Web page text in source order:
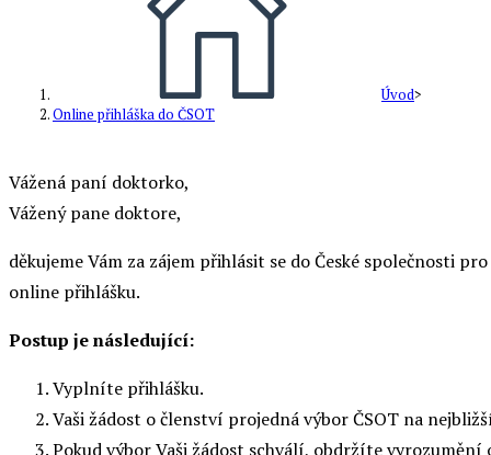
Úvod>
Online přihláška do ČSOT
Vážená paní doktorko,
Vážený pane doktore,
děkujeme Vám za zájem přihlásit se do České společnosti
online přihlášku.
Postup je následující:
Vyplníte přihlášku.
Vaši žádost o členství projedná výbor ČSOT na
Pokud výbor Vaši žádost schválí, obdržíte vyrozumění